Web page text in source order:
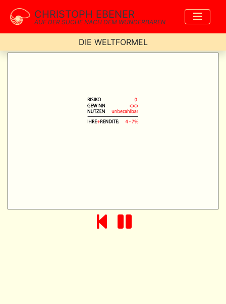
CHRISTOPH EBENER
AUF DER SUCHE NACH DEM WUNDERBAREN
DIE WELTFORMEL